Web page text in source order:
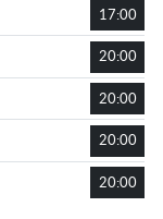
17:00
20:00
20:00
20:00
20:00